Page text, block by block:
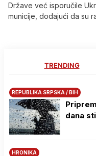
Države već isporučile
municije, dodajući da su
TRENDING
REPUBLIKA SRPSKA / BIH
dana
HRONIKA